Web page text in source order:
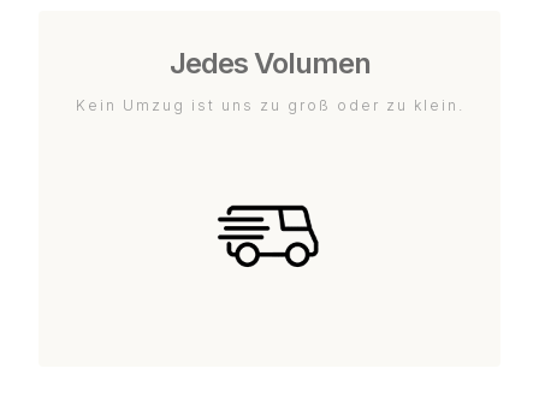
Jedes Volumen
Kein Umzug ist uns zu groß oder zu klein.